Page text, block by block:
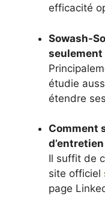
efficacité
Sowash-
seulement
étudie
étendre
Comment
Il suffit de
site officiel
page